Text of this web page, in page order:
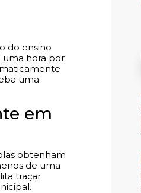
do ensino
uma hora por
uma
em
obtenham
de uma
traçar